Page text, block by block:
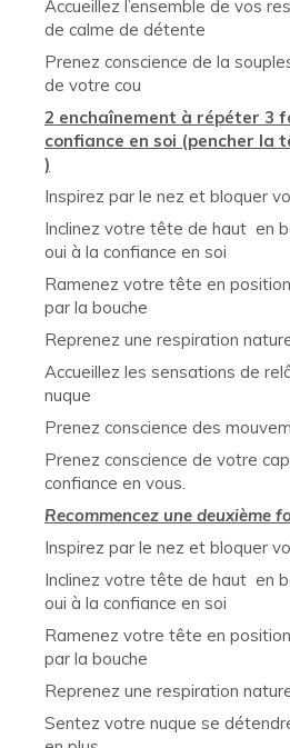
Accueillez l’ensemble de vos
de calme de détente
Prenez conscience de la
de votre cou
2 enchaînement à répéter 3
confiance en soi (pencher la
)
Inspirez par le nez et bloquer
Inclinez votre tête de haut en
oui à la confiance en soi
Ramenez votre tête en
par la bouche
Reprenez une respiration
Accueillez les sensations de
nuque
Prenez conscience des
Prenez conscience de votre
confiance en vous.
Recommencez une deuxième
Inspirez par le nez et bloquer
Inclinez votre tête de haut en
oui à la confiance en soi
Ramenez votre tête en
par la bouche
Reprenez une respiration
Sentez votre nuque se